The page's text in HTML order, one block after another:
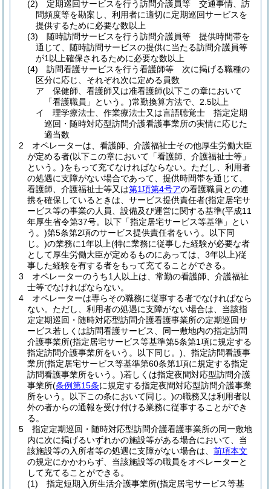
(2)
定期巡回サービスを行う訪問介護員等 交通事情、訪
問頻度等を勘案し、利用者に適切に定期巡回サービスを
提供するために必要な数以上
(3)
随時訪問サービスを行う訪問介護員等 提供時間帯を
通じて、随時訪問サービスの提供に当たる訪問介護員等
が1以上確保されるために必要な数以上
(4)
訪問看護サービスを行う看護師等 次に掲げる職種の
区分に応じ、それぞれ次に定める員数
ア
保健師、看護師又は准看護師(以下この章において
「看護職員」という。)常勤換算方法で、2.5以上
イ
理学療法士、作業療法士又は言語聴覚士 指定定期
巡回・随時対応型訪問介護看護事業所の実情に応じた
適当数
2
オペレーターは、看護師、介護福祉士その他厚生労働大臣
が定める者(以下この章において「看護師、介護福祉士等」
という。)をもって充てなければならない。 ただし、利用者
の処遇に支障がない場合であって、提供時間帯を通じて、
看護師、介護福祉士等又は第1項第4号アの看護職員との連
携を確保しているときは、サービス提供責任者(指定居宅サ
ービス等の事業の人員、設備及び運営に関する基準(平成11
年厚生省令第37号。以下「指定居宅サービス等基準」とい
う。)第5条第2項のサービス提供責任者をいう。以下同
じ。)の業務に1年以上(特に業務に従事した経験が必要な者
として厚生労働大臣が定めるものにあっては、3年以上)従
事した経験を有する者をもって充てることができる。
3
オペレーターのうち1人以上は、常勤の看護師、介護福祉
士等でなければならない。
4
オペレーターは専らその職務に従事する者でなければなら
ない。 ただし、利用者の処遇に支障がない場合は、当該指
定定期巡回・随時対応型訪問介護看護事業所の定期巡回サ
ービス若しくは訪問看護サービス、同一敷地内の指定訪問
介護事業所(指定居宅サービス等基準第5条第1項に規定する
指定訪問介護事業所をいう。以下同じ。) 、指定訪問看護事
業所(指定居宅サービス等基準第60条第1項に規定する指定
訪問看護事業所をいう。)若しくは指定夜間対応型訪問介護
事業所(条例第15条に規定する指定夜間対応型訪問介護事業
所をいう。以下この条において同じ。)の職務又は利用者以
外の者からの通報を受け付ける業務に従事することができ
る。
5
指定定期巡回・随時対応型訪問介護看護事業所の同一敷地
内に次に掲げるいずれかの施設等がある場合において、当
該施設等の入所者等の処遇に支障がない場合は、 前項本文
の規定にかかわらず、当該施設等の職員をオペレーターと
して充てることができる。
(1)
指定短期入所生活介護事業所(指定居宅サービス等基